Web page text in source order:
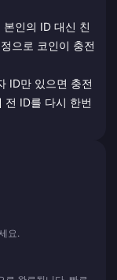
본인의 ID 대신 친
으로 코인이 충전
ID만 있으면 충전
전 ID를 다시 한번
요.